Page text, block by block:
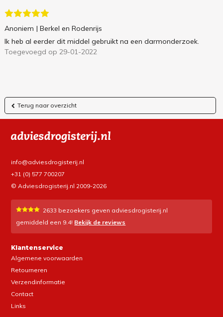
Anoniem | Berkel en Rodenrijs
Ik heb al eerder dit middel gebruikt na een darmonderzoek.
Toegevoegd op 29-01-2022
Terug naar overzicht
info@adviesdrogisterij.nl
+31 (0) 577 700207
© Adviesdrogisterij.nl 2009-2026
2633 bezoekers geven adviesdrogisterij.nl
gemiddeld een 9.4! Bekijk de reviews
Klantenservice
Algemene voorwaarden
Retourneren
Verzendinformatie
Contact
Links